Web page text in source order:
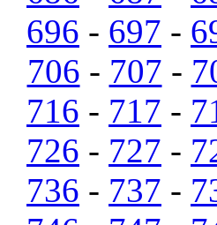
696 - 697 -
706 - 707 -
716 - 717 -
726 - 727 -
736 - 737 -